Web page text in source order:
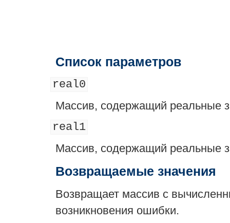
Список параметров
real0
Массив, содержащий реальные
real1
Массив, содержащий реальные
Возвращаемые значения
Возвращает массив с
возникновения ошибки.